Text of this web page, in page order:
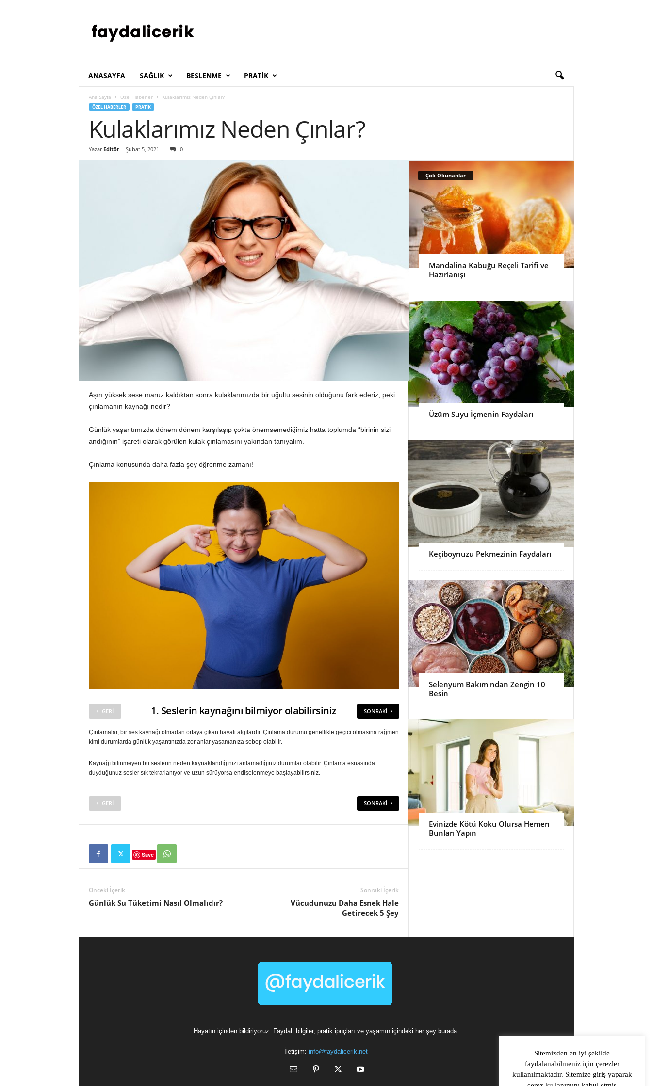
ANASAYFA SAĞLIK BESLENME PRATIK
Ana Sayfa Özel Haberler Kulaklarımız Neden Çınlar?
ÖZEL HABERLER PRATIK
Kulaklarımız Neden Çınlar?
Yazar Editör- Şubat 5, 2021 0
Aşırı yüksek sese maruz kaldıktan sonra kulaklarımızda bir uğultu sesinin olduğunu fark ederiz, peki
çınlamanın kaynağı nedir?
Günlük yaşantımızda dönem dönem karşılaşıp çokta önemsemediğimiz hatta toplumda “birinin sizi
andığının” işareti olarak görülen kulak çınlamasını yakından tanıyalım.
Çınlama konusunda daha fazla şey öğrenme zamanı!
GERI SONRAKI
1. Seslerin kaynağını bilmiyor olabilirsiniz
Çınlamalar, bir ses kaynağı olmadan ortaya çıkan hayali algılardır. Çınlama durumu genellikle geçici olmasına rağmen
kimi durumlarda günlük yaşantınızda zor anlar yaşamanıza sebep olabilir.
Kaynağı bilinmeyen bu seslerin neden kaynaklandığınızı anlamadığınız durumlar olabilir. Çınlama esnasında
duyduğunuz sesler sık tekrarlanıyor ve uzun sürüyorsa endişelenmeye başlayabilirsiniz.
GERI SONRAKI
Save
Önceki İçerik
Günlük Su Tüketimi Nasıl Olmalıdır?
Sonraki İçerik
Vücudunuzu Daha Esnek Hale
Getirecek 5 Şey
Çok Okunanlar
Mandalina Kabuğu Reçeli Tarifi ve
Hazırlanışı
Üzüm Suyu İçmenin Faydaları
Keçiboynuzu Pekmezinin Faydaları
Selenyum Bakımından Zengin 10
Besin
Evinizde Kötü Koku Olursa Hemen
Bunları Yapın
Hayatın içinden bildiriyoruz. Faydalı bilgiler, pratik ipuçları ve yaşamın içindeki her şey burada.
İletişim: info@faydalicerik.net
Sitemizden en iyi şekilde
faydalanabilmeniz için çerezler
kullanılmaktadır. Sitemize giriş yaparak